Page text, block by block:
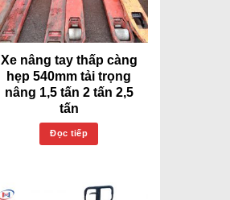
Xe nâng tay thấp càng
hẹp 540mm tải trọng
nâng 1,5 tấn 2 tấn 2,5
tấn
Đọc tiếp